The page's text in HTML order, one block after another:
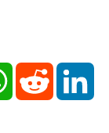
WhatsAppReddit